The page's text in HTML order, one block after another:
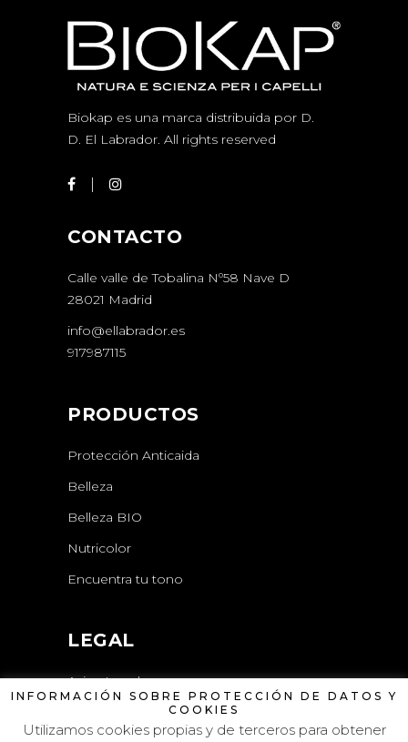
Biokap es una marca distribuida por D.
D. El Labrador. All rights reserved
CONTACTO
Calle valle de Tobalina Nº58 Nave D
28021 Madrid
info@ellabrador.es
917987115
PRODUCTOS
Protección Anticaida
Belleza
Belleza BIO
Nutricolor
Encuentra tu tono
LEGAL
Aviso Legal
Política de Privacidad
INFORMACIÓN SOBRE PROTECCIÓN DE DATOS Y
COOKIES
Utilizamos cookies propias y de terceros para obtener